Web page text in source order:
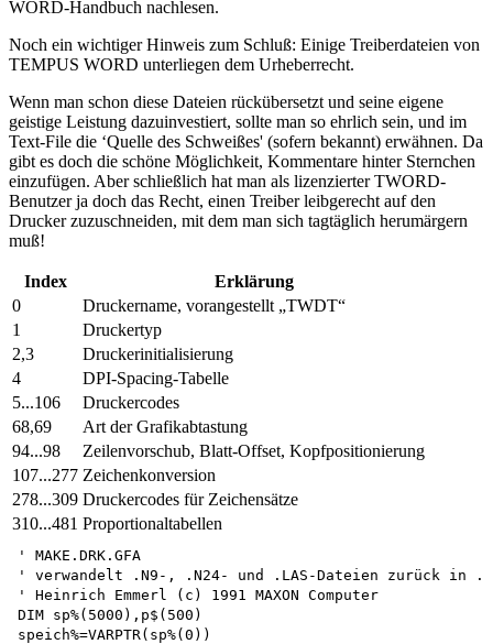
WORD-Handbuch nachlesen.
Noch ein wichtiger Hinweis zum Schluß: Einige Treiberdateien von
TEMPUS WORD unterliegen dem Urheberrecht.
Wenn man schon diese Dateien rückübersetzt und seine eigene
geistige Leistung dazuinvestiert, sollte man so ehrlich sein, und im
Text-File die ‘Quelle des Schweißes' (sofern bekannt) erwähnen. Da
gibt es doch die schöne Möglichkeit, Kommentare hinter Sternchen
einzufügen. Aber schließlich hat man als lizenzierter TWORD-
Benutzer ja doch das Recht, einen Treiber leibgerecht auf den
Drucker zuzuschneiden, mit dem man sich tagtäglich herumärgern
muß!
Index
Erklärung
0
Druckername, vorangestellt „TWDT“
1
Druckertyp
2,3
Druckerinitialisierung
4
DPI-Spacing-Tabelle
5...106
Druckercodes
68,69
Art der Grafikabtastung
94...98
Zeilenvorschub, Blatt-Offset, Kopfpositionierung
107...277 Zeichenkonversion
278...309 Druckercodes für Zeichensätze
310...481 Proportionaltabellen
' MAKE.DRK.GFA
' verwandelt .N9-, .N24- und .LAS-Dateien zurück in
' Heinrich Emmerl (c) 1991 MAXON Computer
DIM sp%(5000),p$(500)
speich%=VARPTR(sp%(0))